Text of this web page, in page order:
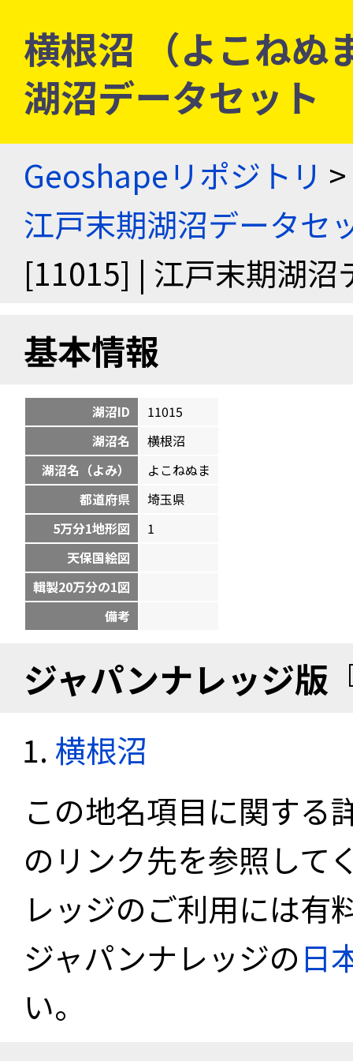
横根沼 （よこね
湖沼データセット
Geoshapeリポジトリ >
江戸末期湖沼データセ
[11015] | 江戸末期湖沼
基本情報
湖沼ID
11015
湖沼名
横根沼
湖沼名（よみ）
よこねぬま
都道府県
埼玉県
5万分1地形図
1
天保国絵図
輯製20万分の1図
備考
ジャパンナレッジ版
横根沼
この地名項目に関する
のリンク先を参照して
レッジのご利用には有
ジャパンナレッジの日
い。